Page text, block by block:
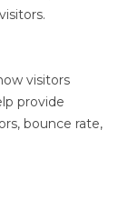
visitors
provide
bounce rate,